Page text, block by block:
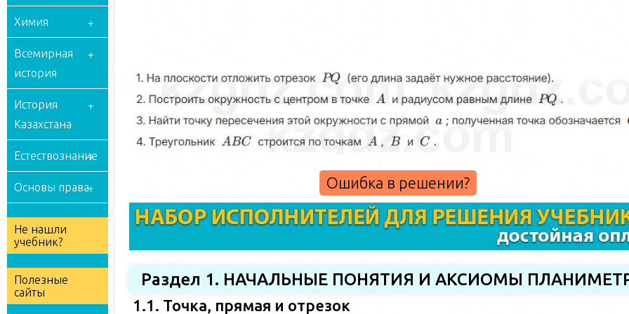
Химия
Всемирная
история
История
Казахстана
Естествознание
Основы права
Не нашли
учебник?
Полезные
сайты
Ошибка в решении?
Раздел 1. НАЧАЛЬНЫЕ ПОНЯТИЯ И АКСИОМЫ
1.1. Точка, прямая и отрезок